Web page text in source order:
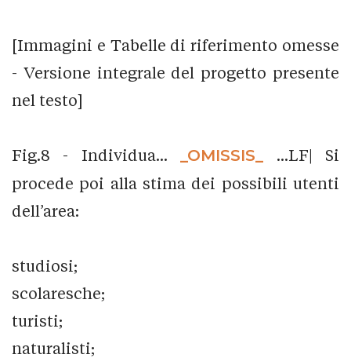
[Immagini e Tabelle di riferimento omesse
- Versione integrale del progetto presente
nel testo]
Fig.8 - Individua... _OMISSIS_
...LF| Si
procede poi alla stima dei possibili utenti
dell’area:
studiosi;
scolaresche;
turisti;
naturalisti;